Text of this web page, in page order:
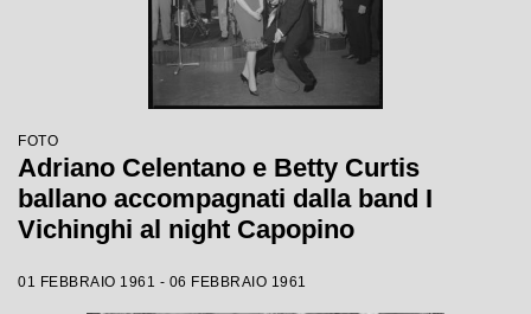
FOTO
Adriano Celentano e Betty Curtis
ballano accompagnati dalla band I
Vichinghi al night Capopino
01 FEBBRAIO 1961 - 06 FEBBRAIO 1961